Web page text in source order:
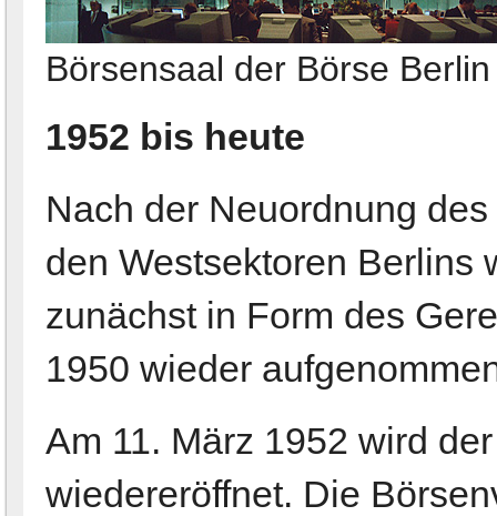
Börsensaal der Börse
1952 bis heute
Nach der Neuordnung
den Westsektoren Berlins
zunächst in Form des
1950 wieder
Am 11. März 1952 wird
wiedereröffnet. Die